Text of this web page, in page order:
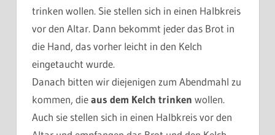
trinken wollen. Sie stellen sich in einen Halbkreis
vor den Altar. Dann bekommt jeder das Brot in
die Hand, das vorher leicht in den Kelch
eingetaucht wurde.
Danach bitten wir diejenigen zum Abendmahl zu
kommen, dieaus dem Kelch trinken wollen.
Auch sie stellen sich in einen Halbkreis vor den